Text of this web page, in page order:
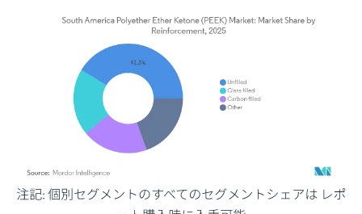
画像 © Mordor Intelligence。再利用にはCC BY 4.0の表示が必要です。